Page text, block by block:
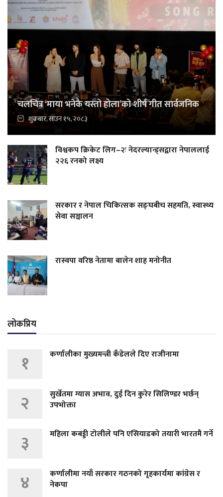
चलचित्र ‘माया भनेकै यस्तो होला’को शीर्ष गीत सार्वजनिक
शुक्रबार, साउन १५, २०८३
विश्वकप क्रिकेट लिग–२ः नेदरल्यान्ड्सद्वारा नेपाललाई
२२६ रनको लक्ष्य
सरकार र नेपाल चिकित्सक सङ्घबीच सहमति, स्वास्थ्य
सेवा सञ्चालन
रास्वपा वरिष्ठ नेतामा बालेन शाह मनोनीत
लोकप्रिय
१ कर्णालीका मुख्यमन्त्री कँडेलले दिए राजीनामा
२
सुर्खेतमा ग्यास अभाव, दुई दिन कुरेर सिलिण्डर भर्छन्
उपभोक्ता
३ महिला कबड्डी टोलीले पनि एसियाडको तयारी भारतमै गर्ने
४
कर्णालीमा नयाँ सरकार गठनको गृहकार्यमा कांग्रेस र
नेकपा